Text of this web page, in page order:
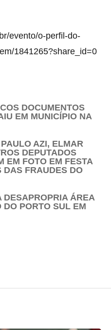
evento/o-perfil-do-
1841265?share_id=0
DOCUMENTOS
EM MUNICÍPIO NA
AZI, ELMAR
DEPUTADOS
EM FOTO EM FESTA
DAS FRAUDES DO
DESAPROPRIA ÁREA
DO PORTO SUL EM